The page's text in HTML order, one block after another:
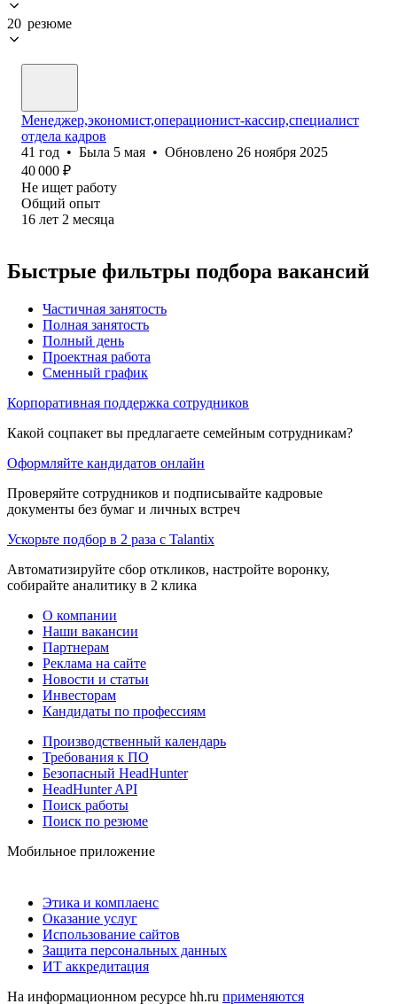
20 резюме
Менеджер,экономист,операционист-кассир,специалист
отдела кадров
41 год • Была 5 мая • Обновлено 26 ноября 2025
40 000 ₽
Не ищет работу
Общий опыт
16 лет 2 месяца
Быстрые фильтры подбора вакансий
Частичная занятость
Полная занятость
Полный день
Проектная работа
Сменный график
Корпоративная поддержка сотрудников
Какой соцпакет вы предлагаете семейным сотрудникам?
Оформляйте кандидатов онлайн
Проверяйте сотрудников и подписывайте кадровые
документы без бумаг и личных встреч
Ускорьте подбор в 2 раза с Talantix
Автоматизируйте сбор откликов, настройте воронку,
собирайте аналитику в 2 клика
О компании
Наши вакансии
Партнерам
Реклама на сайте
Новости и статьи
Инвесторам
Кандидаты по профессиям
Производственный календарь
Требования к ПО
Безопасный HeadHunter
HeadHunter API
Поиск работы
Поиск по резюме
Мобильное приложение
Этика и комплаенс
Оказание услуг
Использование сайтов
Защита персональных данных
ИТ аккредитация
На информационном ресурсе hh.ru применяются